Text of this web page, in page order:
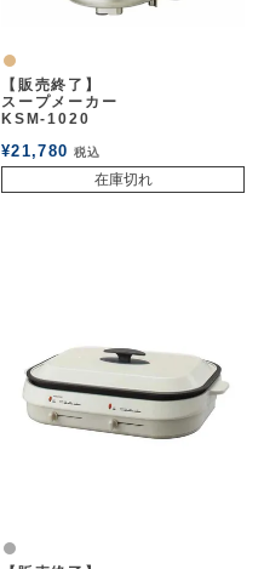
ナチュラル
【販売終了】
スープメーカー
KSM-1020
¥21,780 税込
在庫切れ
グレー